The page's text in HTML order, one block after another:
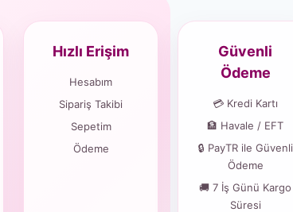
Hızlı Erişim
Hesabım
Sipariş Takibi
Sepetim
Ödeme
Güvenli
Ödeme
💳 Kredi Kartı
🏦 Havale / EFT
🔒 PayTR ile Güvenli
Ödeme
🚚 7 İş Günü Kargo
Süresi